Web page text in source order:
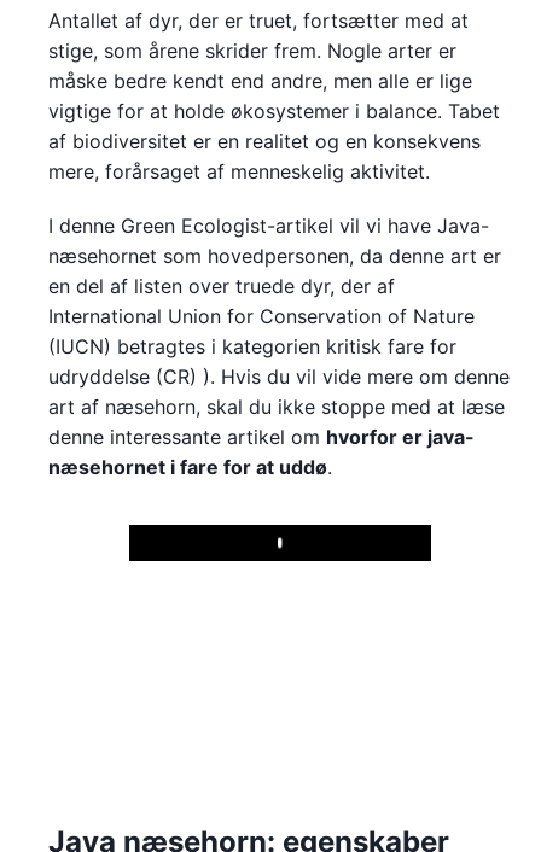
Antallet af dyr, der er truet, fortsætter med at
stige, som årene skrider frem. Nogle arter er
måske bedre kendt end andre, men alle er lige
vigtige for at holde økosystemer i balance. Tabet
af biodiversitet er en realitet og en konsekvens
mere, forårsaget af menneskelig aktivitet.
I denne Green Ecologist-artikel vil vi have Java-
næsehornet som hovedpersonen, da denne art er
en del af listen over truede dyr, der af
International Union for Conservation of Nature
(IUCN) betragtes i kategorien kritisk fare for
udryddelse (CR) ). Hvis du vil vide mere om denne
art af næsehorn, skal du ikke stoppe med at læse
denne interessante artikel om hvorfor er java-
næsehornet i fare for at uddø.
Play
Java næsehorn: egenskaber